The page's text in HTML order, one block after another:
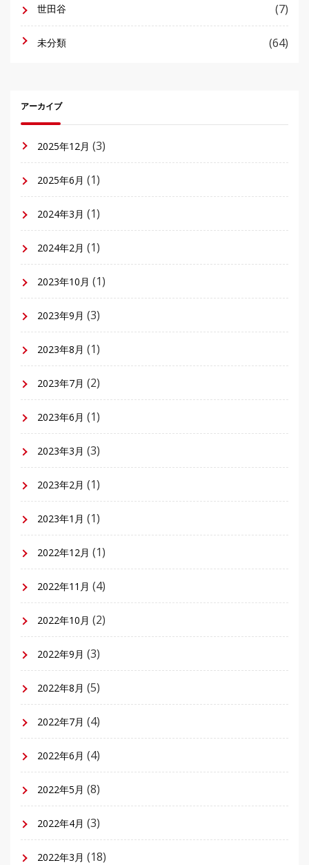
世田谷 (7)
未分類 (64)
アーカイブ
2025年12月 (3)
2025年6月 (1)
2024年3月 (1)
2024年2月 (1)
2023年10月 (1)
2023年9月 (3)
2023年8月 (1)
2023年7月 (2)
2023年6月 (1)
2023年3月 (3)
2023年2月 (1)
2023年1月 (1)
2022年12月 (1)
2022年11月 (4)
2022年10月 (2)
2022年9月 (3)
2022年8月 (5)
2022年7月 (4)
2022年6月 (4)
2022年5月 (8)
2022年4月 (3)
2022年3月 (18)